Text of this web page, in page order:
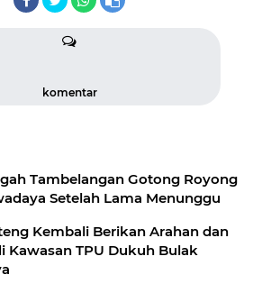
komentar
Tambelangan Gotong Royong
Setelah Lama Menunggu
Kembali Berikan Arahan dan
Kawasan TPU Dukuh Bulak